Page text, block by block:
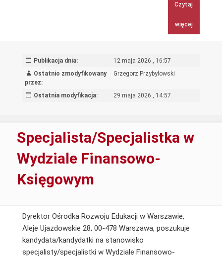
Czytaj
więcej
Publikacja dnia:
12 maja 2026 , 16:57
Ostatnio zmodyfikowany
przez:
Grzegorz Przybyłowski
Ostatnia modyfikacja: 29 maja 2026 , 14:57
Specjalista/Specjalistka w
Wydziale Finansowo-
Księgowym
Dyrektor Ośrodka Rozwoju Edukacji w Warszawie,
Aleje Ujazdowskie 28, 00-478 Warszawa, poszukuje
kandydata/kandydatki na stanowisko
specjalisty/specjalistki w Wydziale Finansowo-